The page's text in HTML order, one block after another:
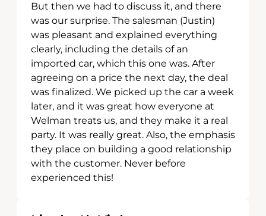
But then we had to discuss it, and there
was our surprise. The salesman (Justin)
was pleasant and explained everything
clearly, including the details of an
imported car, which this one was. After
agreeing on a price the next day, the deal
was finalized. We picked up the car a week
later, and it was great how everyone at
Welman treats us, and they make it a real
party. It was really great. Also, the emphasis
they place on building a good relationship
with the customer. Never before
experienced this!